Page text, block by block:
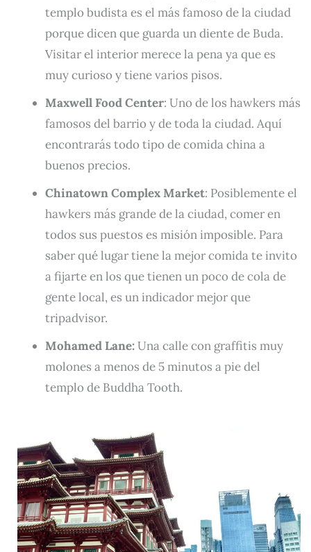
templo budista es el más famoso de la ciudad
porque dicen que guarda un diente de Buda.
Visitar el interior merece la pena ya que es
muy curioso y tiene varios pisos.
Maxwell Food Center: Uno de los hawkers más
famosos del barrio y de toda la ciudad. Aquí
encontrarás todo tipo de comida china a
buenos precios.
Chinatown Complex Market: Posiblemente el
hawkers más grande de la ciudad, comer en
todos sus puestos es misión imposible. Para
saber qué lugar tiene la mejor comida te invito
a fijarte en los que tienen un poco de cola de
gente local, es un indicador mejor que
tripadvisor.
Mohamed Lane:Una calle con graffitis muy
molones a menos de 5 minutos a pie del
templo de Buddha Tooth.